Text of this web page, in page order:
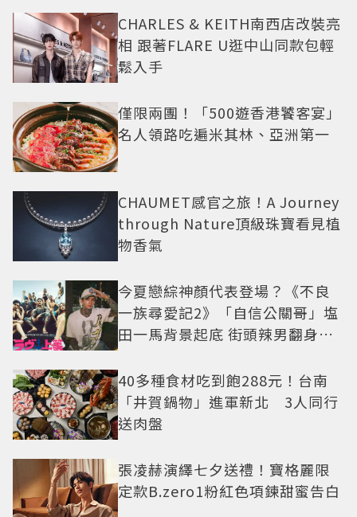
CHARLES & KEITH南西店改裝亮
相 跟著FLARE U逛中山同款包輕
鬆入手
僅限兩團！「500遊香港饕客宴」
名人領路吃遍米其林、亞洲第一
CHAUMET感官之旅！A Journey
through Nature頂級珠寶看見植
物香氣
今夏戀綜神顏代表登場？《不良
一族尋愛記2》「自信公關哥」塩
田一馬背景起底 街頭辣男翻身當
40多種食材吃到飽288元！台南
「井賀鍋物」進軍新北 3人同行
送肉盤
張凌赫演繹七夕送禮！寶格麗限
定款B.zero1粉紅色項鍊甜蜜告白